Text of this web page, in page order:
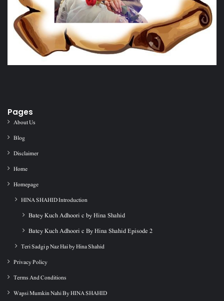
Pages
About Us
Blog
Disclaimer
Home
Homepage
HINA SHAHID Introduction
Batey Kuch Adhoori c by Hina Shahid
Batey Kuch Adhoori c By Hina Shahid Episode 2
Teri Sadgi p Naz Hai by Hina Shahid
Privacy Policy
Terms And Conditions
Wapsi Mumkin Nahi By HINA SHAHID